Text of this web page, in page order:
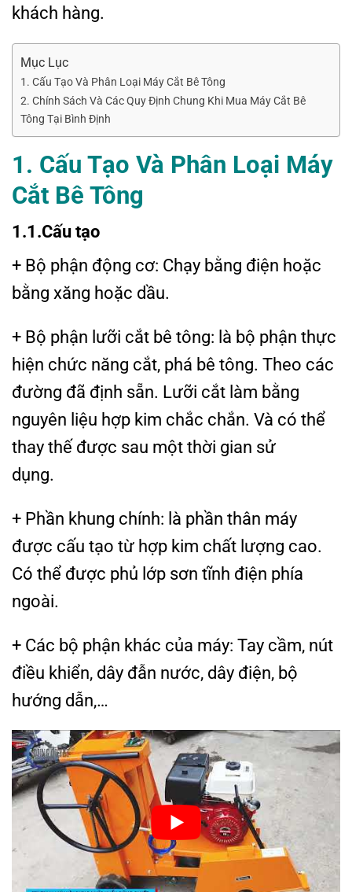
khách hàng.
Mục Lục
1. Cấu Tạo Và Phân Loại Máy Cắt Bê Tông
2. Chính Sách Và Các Quy Định Chung Khi Mua Máy Cắt Bê
Tông Tại Bình Định
1. Cấu Tạo Và Phân Loại Máy
Cắt Bê Tông
1.1.Cấu tạo
+ Bộ phận động cơ: Chạy bằng điện hoặc
bằng xăng hoặc dầu.
+ Bộ phận lưỡi cắt bê tông: là bộ phận thực
hiện chức năng cắt, phá bê tông. Theo các
đường đã định sẵn. Lưỡi cắt làm bằng
nguyên liệu hợp kim chắc chắn. Và có thể
thay thế được sau một thời gian sử
dụng.
+ Phần khung chính: là phần thân máy
được cấu tạo từ hợp kim chất lượng cao.
Có thể được phủ lớp sơn tĩnh điện phía
ngoài.
+ Các bộ phận khác của máy: Tay cầm, nút
điều khiển, dây đẫn nước, dây điện, bộ
hướng dẫn,…